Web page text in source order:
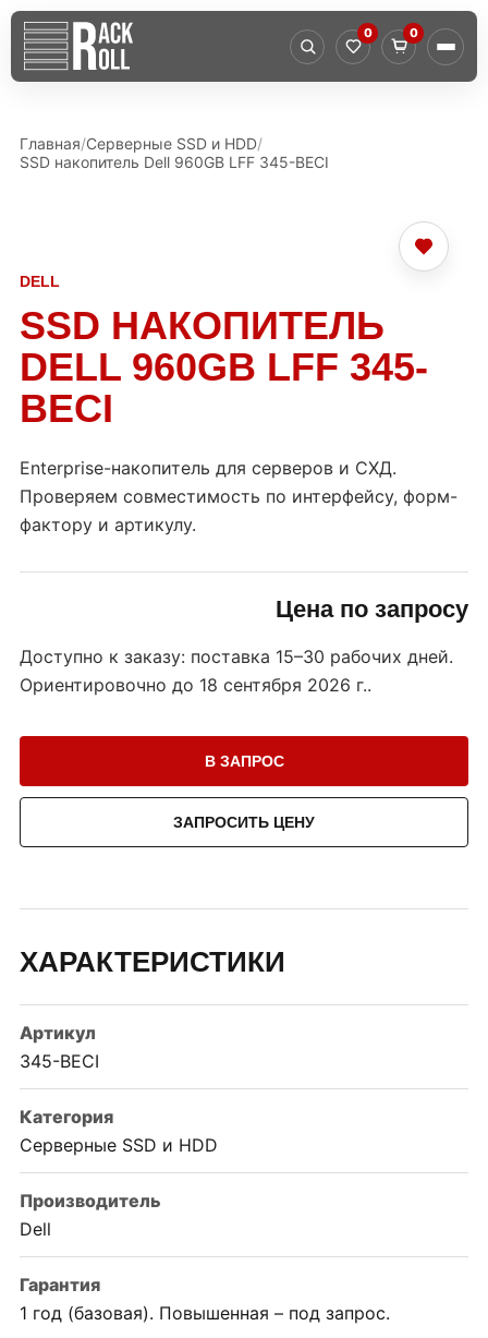
0 0
Главная Серверные SSD и HDD
SSD накопитель Dell 960GB LFF 345-BECI
DELL
SSD НАКОПИТЕЛЬ
DELL 960GB LFF 345-
BECI
Enterprise-накопитель для серверов и СХД.
Проверяем совместимость по интерфейсу, форм-
фактору и артикулу.
Цена по запросу
Доступно к заказу: поставка 15–30 рабочих дней.
Ориентировочно до 18 сентября 2026 г..
В ЗАПРОС
ЗАПРОСИТЬ ЦЕНУ
ХАРАКТЕРИСТИКИ
Артикул
345-BECI
Категория
Серверные SSD и HDD
Производитель
Dell
Гарантия
1 год (базовая). Повышенная – под запрос.